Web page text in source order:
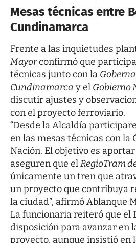
Mesas técnicas entre
Cundinamarca
Frente a las inquietudes
Mayorconfirmó que
técnicas junto con la
Cundinamarca y el Gobierno
discutir ajustes y
con el proyecto ferroviario.
“Desde la Alcaldía
en las mesas técnicas con la
Nación. El objetivo es
aseguren que elRegioTram
únicamente un tren que
un proyecto que contribuya
la ciudad”, afirmó Ablanque
La funcionaria reiteró que el
disposición para avanzar en
proyecto, aunque insistió en